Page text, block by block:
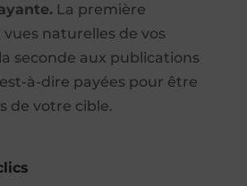
La première
naturelles de vos
seconde aux publications
à-dire payées pour être
de votre cible.